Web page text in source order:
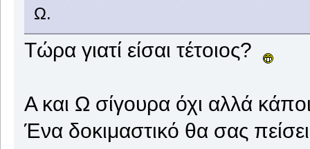
Ω.
Τώρα γιατί είσαι τέτοιος?
Α και Ω σίγουρα όχι αλλά
Ένα δοκιμαστικό θα σας